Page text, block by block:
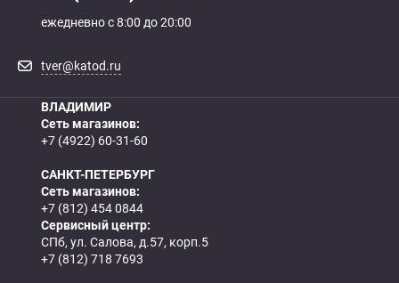
ежедневно с 8:00 до 20:00
tver@katod.ru
ВЛАДИМИР
Сеть магазинов:
+7 (4922) 60-31-60
САНКТ-ПЕТЕРБУРГ
Сеть магазинов:
+7 (812) 454 0844
Сервисный центр:
СПб, ул. Салова, д.57, корп.5
+7 (812) 718 7693